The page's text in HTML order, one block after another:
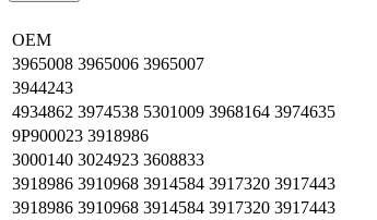
OEM
3965008 3965006 3965007
3944243
4934862 3974538 5301009 3968164 3974635
9P900023 3918986
3000140 3024923 3608833
3918986 3910968 3914584 3917320 3917443
3918986 3910968 3914584 3917320 3917443